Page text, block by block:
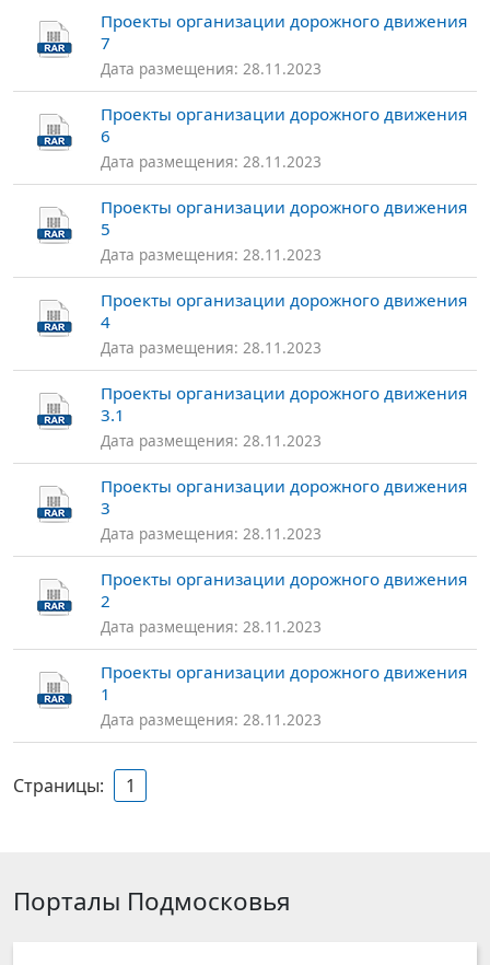
Проекты организации дорожного движения
7
Дата размещения: 28.11.2023
Проекты организации дорожного движения
6
Дата размещения: 28.11.2023
Проекты организации дорожного движения
5
Дата размещения: 28.11.2023
Проекты организации дорожного движения
4
Дата размещения: 28.11.2023
Проекты организации дорожного движения
3.1
Дата размещения: 28.11.2023
Проекты организации дорожного движения
3
Дата размещения: 28.11.2023
Проекты организации дорожного движения
2
Дата размещения: 28.11.2023
Проекты организации дорожного движения
1
Дата размещения: 28.11.2023
Страницы: 1
Порталы Подмосковья